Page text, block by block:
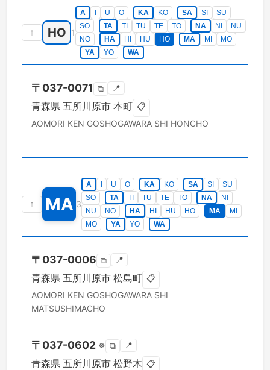
↑ HO 1
A U O KA KO SA SI
SU
SO
TA TI TU TE TO NA NI
NU
NO
HA HI HU HO MA MI
MO
YA
YO WA
〒 037-0071 ⧉ 📍
青森県 五所川原市 本町 📋
AOMORI KEN GOSHOGAWARA SHI HONCHO
↑ MA 3
A U O KA KO SA SI
SU
SO
TA TI TU TE TO NA
NI
NU
NO HA HI HU HO MA
MI
MO
YA YO WA
〒 037-0006 ⧉ 📍
青森県 五所川原市 松島町 📋
AOMORI KEN GOSHOGAWARA SHI
MATSUSHIMACHO
〒 037-0602 ※ ⧉ 📍
青森県 五所川原市 松野木 📋